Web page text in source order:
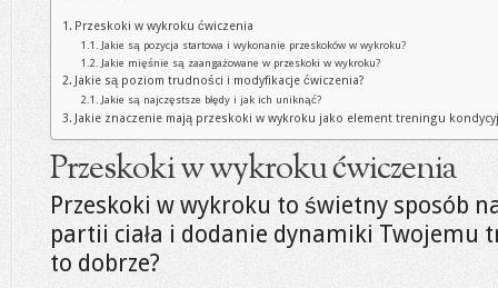
Przeskoki w wykroku ćwiczenia
Jakie są pozycja startowa i wykonanie przeskoków w wykroku?
Jakie mięśnie są zaangażowane w przeskoki w wykroku?
Jakie są poziom trudności i modyfikacje ćwiczenia?
Jakie są najczęstsze błędy i jak ich uniknąć?
Jakie znaczenie mają przeskoki w wykroku jako element treningu
Przeskoki w wykroku ćwiczenia
Przeskoki w wykroku to świetny sposób
partii ciała i dodanie dynamiki Twojemu
to dobrze?